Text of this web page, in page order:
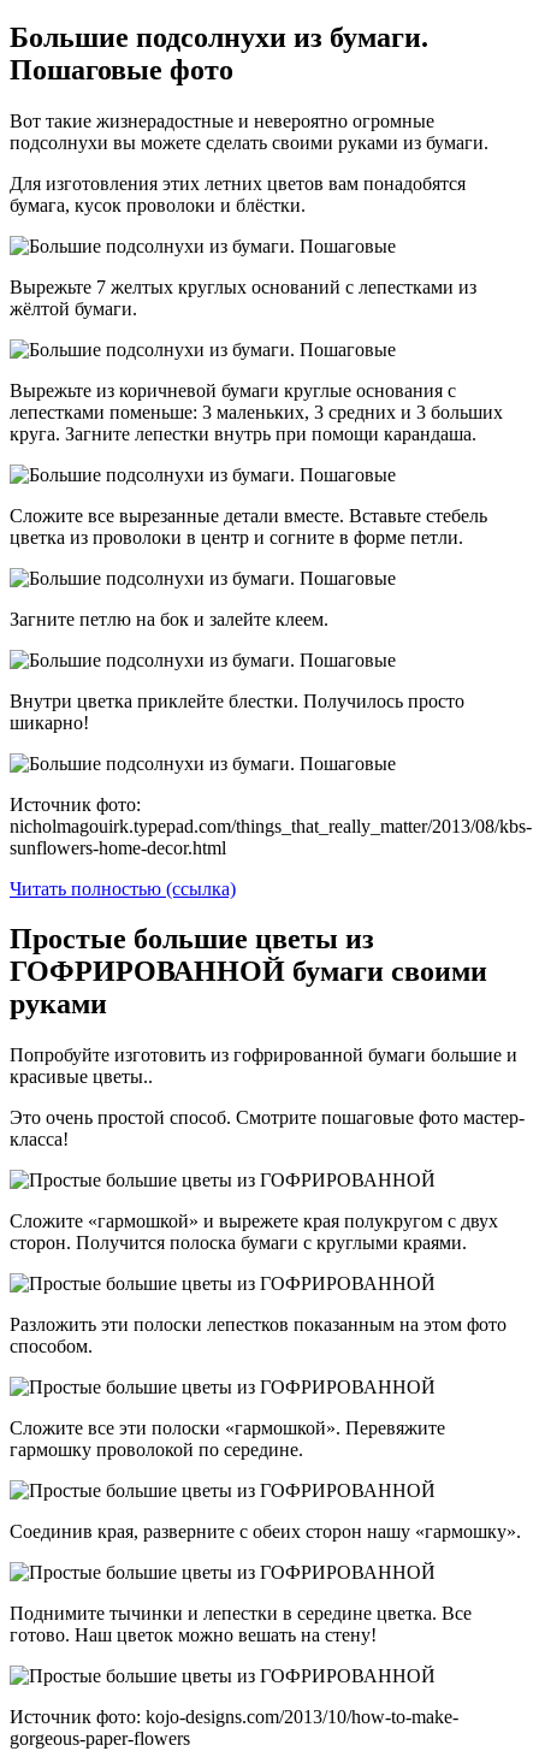
Большие подсолнухи из бумаги.
Пошаговые фото
Вот такие жизнерадостные и невероятно огромные
подсолнухи вы можете сделать своими руками из бумаги.
Для изготовления этих летних цветов вам понадобятся
бумага, кусок проволоки и блёстки.
Вырежьте 7 желтых круглых оснований с лепестками из
жёлтой бумаги.
Вырежьте из коричневой бумаги круглые основания с
лепестками поменьше: 3 маленьких, 3 средних и 3 больших
круга. Загните лепестки внутрь при помощи карандаша.
Сложите все вырезанные детали вместе. Вставьте стебель
цветка из проволоки в центр и согните в форме петли.
Загните петлю на бок и залейте клеем.
Внутри цветка приклейте блестки. Получилось просто
шикарно!
Источник фото:
nicholmagouirk.typepad.com/things_that_really_matter/2013/08/kbs-
sunflowers-home-decor.html
Читать полностью (ссылка)
Простые большие цветы из
ГОФРИРОВАННОЙ бумаги своими
руками
Попробуйте изготовить из гофрированной бумаги большие и
красивые цветы..
Это очень простой способ. Смотрите пошаговые фото мастер-
класса!
Сложите «гармошкой» и вырежете края полукругом с двух
сторон. Получится полоска бумаги с круглыми краями.
Разложить эти полоски лепестков показанным на этом фото
способом.
Сложите все эти полоски «гармошкой». Перевяжите
гармошку проволокой по середине.
Соединив края, разверните с обеих сторон нашу «гармошку».
Поднимите тычинки и лепестки в середине цветка. Все
готово. Наш цветок можно вешать на стену!
Источник фото: kojo-designs.com/2013/10/how-to-make-
gorgeous-paper-flowers